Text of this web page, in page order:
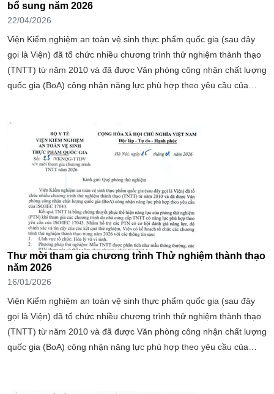
bổ sung năm 2026
22/04/2026
Viện Kiểm nghiệm an toàn vệ sinh thực phẩm quốc gia (sau đây
gọi là Viện) đã tổ chức nhiều chương trình thử nghiệm thành thạo
(TNTT) từ năm 2010 và đã được Văn phòng công nhận chất lượng
quốc gia (BoA) công nhận năng lực phù hợp theo yêu cầu của
Thư mời tham gia chương trình Thử nghiệm thành thạo
năm 2026
16/01/2026
Viện Kiểm nghiệm an toàn vệ sinh thực phẩm quốc gia (sau đây
gọi là Viện) đã tổ chức nhiều chương trình thử nghiệm thành thạo
(TNTT) từ năm 2010 và đã được Văn phòng công nhận chất lượng
quốc gia (BoA) công nhận năng lực phù hợp theo yêu cầu của